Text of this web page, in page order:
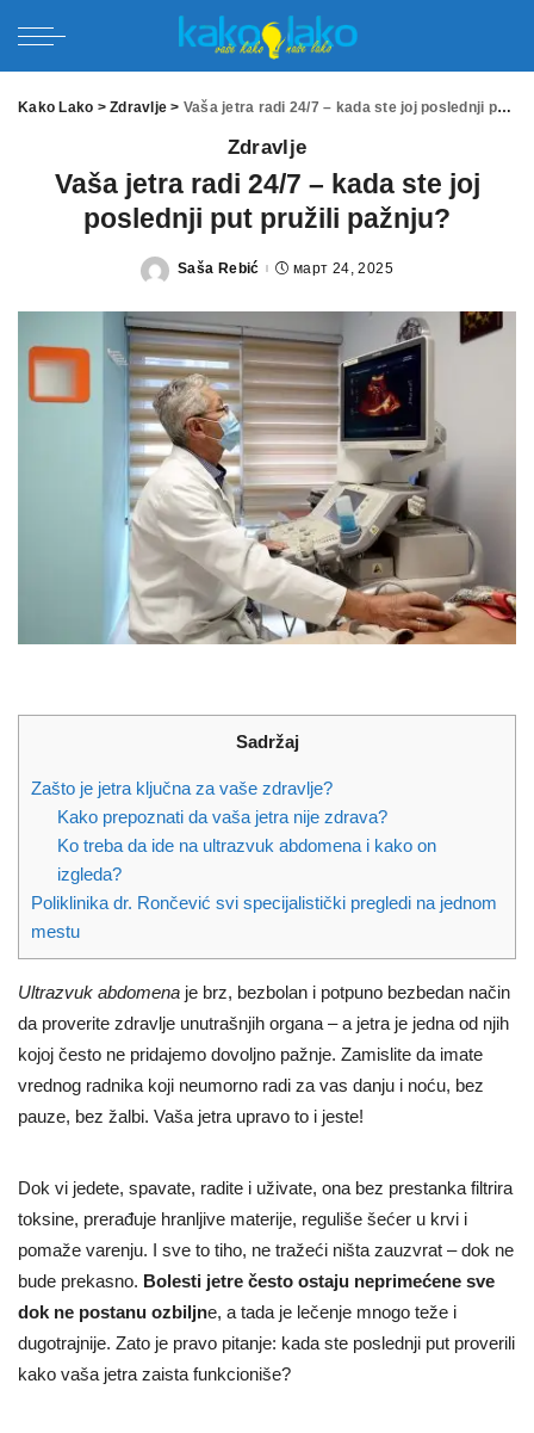
Kako Lako >Zdravlje > Vaša jetra radi 24/7 – kada ste joj poslednji put pružili pažnju?
Zdravlje
Vaša jetra radi 24/7 – kada ste joj
poslednji put pružili pažnju?
Posted
Saša Rebić март 24, 2025
Sadržaj
Zašto je jetra ključna za vaše zdravlje?
Kako prepoznati da vaša jetra nije zdrava?
Ko treba da ide na ultrazvuk abdomena i kako on
izgleda?
Poliklinika dr. Rončević svi specijalistički pregledi na jednom
mestu
Ultrazvuk abdomena je brz, bezbolan i potpuno bezbedan način
da proverite zdravlje unutrašnjih organa – a jetra je jedna od njih
kojoj često ne pridajemo dovoljno pažnje. Zamislite da imate
vrednog radnika koji neumorno radi za vas danju i noću, bez
pauze, bez žalbi. Vaša jetra upravo to i jeste!
Dok vi jedete, spavate, radite i uživate, ona bez prestanka filtrira
toksine, prerađuje hranljive materije, reguliše šećer u krvi i
pomaže varenju. I sve to tiho, ne tražeći ništa zauzvrat – dok ne
bude prekasno. Bolesti jetre često ostaju neprimećene sve
dok ne postanu ozbiljne, a tada je lečenje mnogo teže i
dugotrajnije. Zato je pravo pitanje: kada ste poslednji put proverili
kako vaša jetra zaista funkcioniše?